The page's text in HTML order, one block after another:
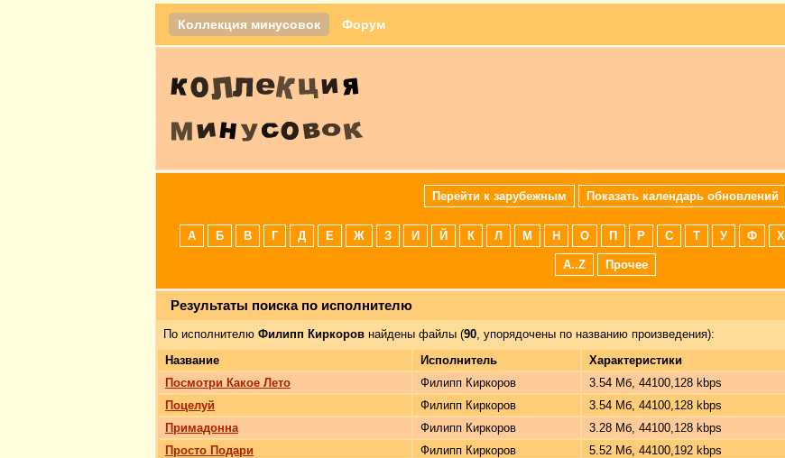
Коллекция минусовок Форум
Перейти к зарубежным Показать календарь обновлений
А Б В Г Д Е Ж З И Й К Л М Н О П Р С Т У Ф Х
A..Z Прочее
Результаты поиска по исполнителю
По исполнителю Филипп Киркоров найдены файлы (90, упорядочены по названию произведения):
Название
Исполнитель Характеристики
Посмотри Какое Лето
Филипп Киркоров 3.54 Мб, 44100,128 kbps
Поцелуй
Филипп Киркоров 3.54 Мб, 44100,128 kbps
Примадонна
Филипп Киркоров 3.28 Мб, 44100,128 kbps
Просто Подари
Филипп Киркоров 5.52 Мб, 44100,192 kbps